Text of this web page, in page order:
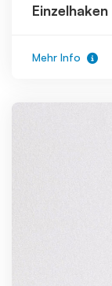
Mehr Info